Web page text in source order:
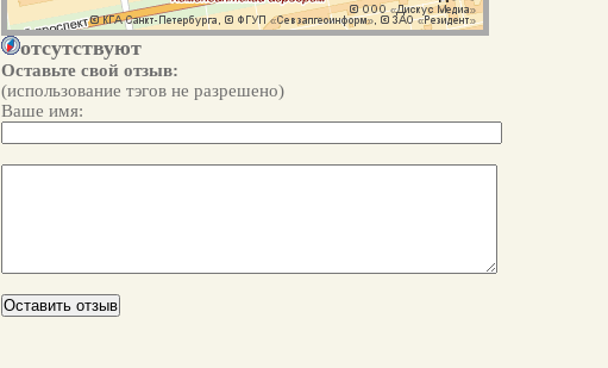
отсутствуют
Оставьте свой отзыв:
(использование тэгов не разрешено)
Ваше имя: